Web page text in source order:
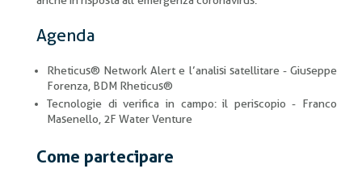
Agenda
Rheticus® Network Alert e l’analisi satellitare - Giuseppe
Forenza, BDM Rheticus®
Tecnologie di verifica in campo: il periscopio - Franco
Masenello, 2F Water Venture
Come partecipare